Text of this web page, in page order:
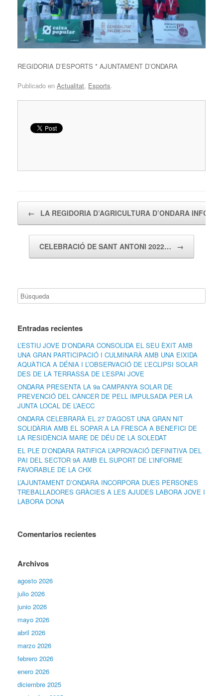
REGIDORIA D’ESPORTS * AJUNTAMENT D’ONDARA
Publicado en Actualitat, Esports.
← LA REGIDORIA D’AGRICULTURA D’ONDARA
CELEBRACIÓ DE SANT ANTONI 2022… →
Entradas recientes
L’ESTIU JOVE D’ONDARA CONSOLIDA EL SEU ÈXIT AMB
UNA GRAN PARTICIPACIÓ I CULMINARÀ AMB UNA EIXIDA
AQUÀTICA A DÉNIA I L’OBSERVACIÓ DE L’ECLIPSI SOLAR
DES DE LA TERRASSA DE L’ESPAI JOVE
ONDARA PRESENTA LA 9a CAMPANYA SOLAR DE
PREVENCIÓ DEL CÀNCER DE PELL IMPULSADA PER LA
JUNTA LOCAL DE L’AECC
ONDARA CELEBRARÀ EL 27 D’AGOST UNA GRAN NIT
SOLIDÀRIA AMB EL SOPAR A LA FRESCA A BENEFICI DE
LA RESIDÈNCIA MARE DE DÉU DE LA SOLEDAT
EL PLE D’ONDARA RATIFICA L’APROVACIÓ DEFINITIVA DEL
PAI DEL SECTOR 9A AMB EL SUPORT DE L’INFORME
FAVORABLE DE LA CHX
L’AJUNTAMENT D’ONDARA INCORPORA DUES PERSONES
TREBALLADORES GRÀCIES A LES AJUDES LABORA JOVE I
LABORA DONA
Comentarios recientes
Archivos
agosto 2026
julio 2026
junio 2026
mayo 2026
abril 2026
marzo 2026
febrero 2026
enero 2026
diciembre 2025